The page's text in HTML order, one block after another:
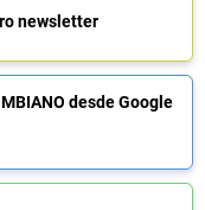
newsletter
desde Google